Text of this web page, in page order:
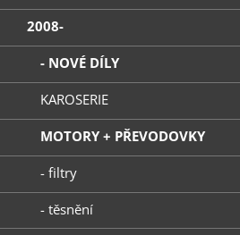
2008-
- NOVÉ DÍLY
KAROSERIE
MOTORY + PŘEVODOVKY
- filtry
- těsnění